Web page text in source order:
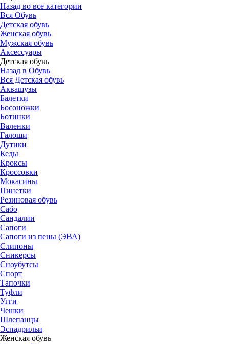
Назад во все категории
Вся Обувь
Детская обувь
Женская обувь
Мужская обувь
Аксессуары
Детская обувь
Назад в Обувь
Вся Детская обувь
Аквашузы
Балетки
Босоножки
Ботинки
Валенки
Галоши
Дутики
Кеды
Кроксы
Кроссовки
Мокасины
Пинетки
Резиновая обувь
Сабо
Сандалии
Сапоги
Сапоги из пены (ЭВА)
Слипоны
Сникерсы
Сноубутсы
Спорт
Тапочки
Туфли
Угги
Чешки
Шлепанцы
Эспадрильи
Женская обувь